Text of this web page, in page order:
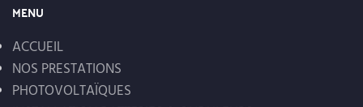
MENU
ACCUEIL
NOS PRESTATIONS
PHOTOVOLTAÏQUES